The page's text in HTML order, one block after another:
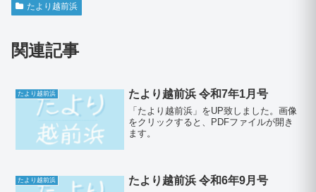
たより越前浜
関連記事
たより越前浜 たより越前浜 令和7年1月号
「たより越前浜」をUP致しました。画像
をクリックすると、PDFファイルが開き
ます。
たより越前浜 たより越前浜 令和6年9月号